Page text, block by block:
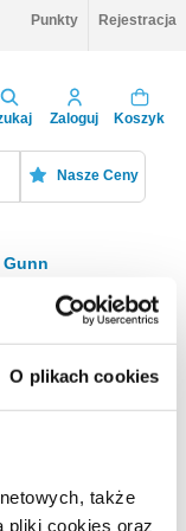
O plikach cookies
także
pliki cookies oraz
Punkty Rejestracja
Zaloguj Koszyk
Nasze Ceny
Gunn
Sortuj
stronie